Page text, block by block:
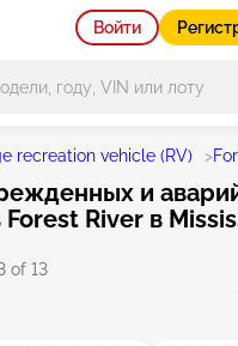
Войти
recreation vehicle (RV) >
и
River в
of 13